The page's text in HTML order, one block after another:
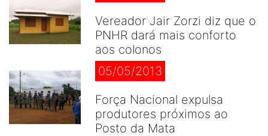
Vereador Jair Zorzi diz que o
PNHR dará mais conforto
aos colonos
05/05/2013
Força Nacional expulsa
produtores próximos ao
Posto da Mata